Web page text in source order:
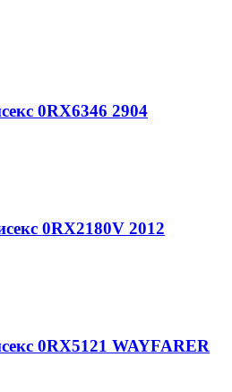
0RX6346 2904
0RX2180V 2012
0RX5121 WAYFARER